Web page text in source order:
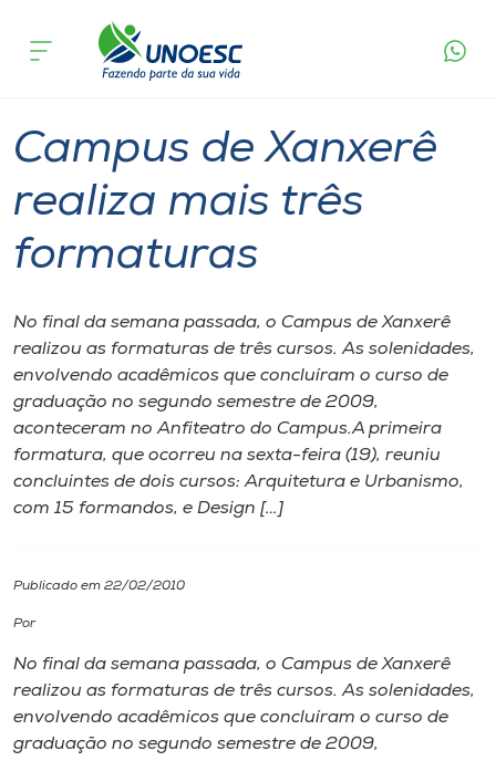
Cursos
Atendimento ao Estudante
Portal de Ensino
A
Unoesc
Internacionalização
Cultura
CPA
acontece
Campus de Xanxerê
realiza mais três
formaturas
No final da semana passada, o Campus de Xanxerê
realizou as formaturas de três cursos. As solenidades,
envolvendo acadêmicos que concluíram o curso de
graduação no segundo semestre de 2009,
aconteceram no Anfiteatro do Campus.A primeira
formatura, que ocorreu na sexta-feira (19), reuniu
concluintes de dois cursos: Arquitetura e Urbanismo,
com 15 formandos, e Design […]
Publicado em 22/02/2010
Por
No final da semana passada, o Campus de Xanxerê
realizou as formaturas de três cursos. As solenidades,
envolvendo acadêmicos que concluíram o curso de
graduação no segundo semestre de 2009,